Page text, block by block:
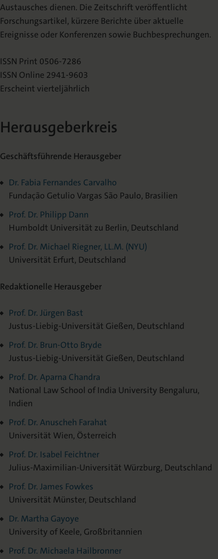
Austausches dienen. Die Zeitschrift veröffentlicht
Forschungsartikel, kürzere Berichte über aktuelle
Ereignisse oder Konferenzen sowie Buchbesprechungen.
ISSN Print 0506-7286
ISSN Online 2941-9603
Erscheint vierteljährlich
Herausgeberkreis
Geschäftsführende Herausgeber
Dr. Fabia Fernandes Carvalho
Fundação Getulio Vargas São Paulo, Brasilien
Prof. Dr. Philipp Dann
Humboldt Universität zu Berlin, Deutschland
Prof. Dr. Michael Riegner, LL.M. (NYU)
Universität Erfurt, Deutschland
Redaktionelle Herausgeber
Prof. Dr. Jürgen Bast
Justus-Liebig-Universität Gießen, Deutschland
Prof. Dr. Brun-Otto Bryde
Justus-Liebig-Universität Gießen, Deutschland
Prof. Dr. Aparna Chandra
National Law School of India University Bengaluru,
Indien
Prof. Dr. Anuscheh Farahat
Universität Wien, Österreich
Prof. Dr. Isabel Feichtner
Julius-Maximilian-Universität Würzburg, Deutschland
Prof. Dr. James Fowkes
Universität Münster, Deutschland
Dr. Martha Gayoye
University of Keele, Großbritannien
Prof. Dr. Michaela Hailbronner